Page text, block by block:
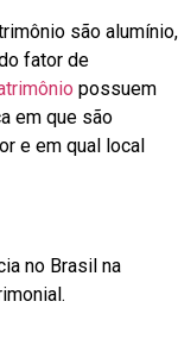
são alumínio,
fator de
possuem
em que são
e em qual local
no Brasil na